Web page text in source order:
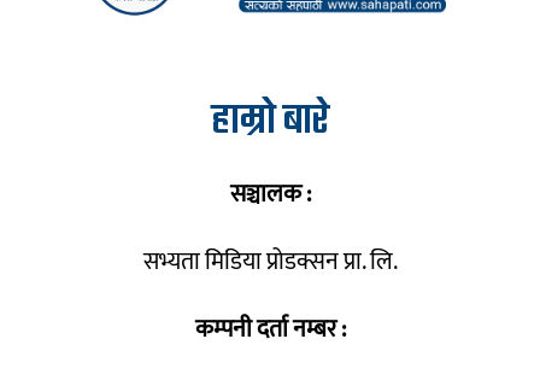
हाम्रो बारे
सञ्चालक :
सभ्यता मिडिया प्रोडक्सन प्रा. लि.
कम्पनी दर्ता नम्बर :